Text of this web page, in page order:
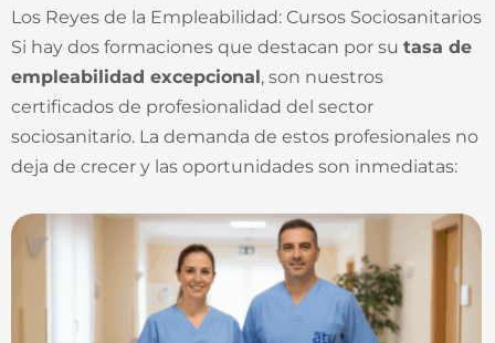
Los Reyes de la Empleabilidad: Cursos Sociosanitarios
Si hay dos formaciones que destacan por su tasa de
empleabilidad excepcional, son nuestros
certificados de profesionalidad del sector
sociosanitario. La demanda de estos profesionales no
deja de crecer y las oportunidades son inmediatas: